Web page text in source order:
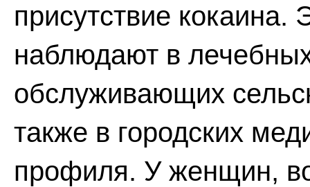
присутствие кокаина.
наблюдают в
обслуживающих
также в городских
профиля. У женщин,